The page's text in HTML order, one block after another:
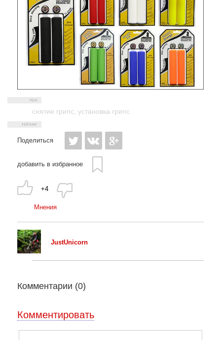
снятие грипс установка грипс
Поделиться
добавить в избранное
+4
Мнения
JustUnicorn
Комментарии (0)
Комментировать